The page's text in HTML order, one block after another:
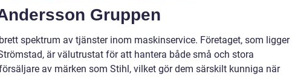
Gruppen
spektrum av tjänster inom maskinservice. Företaget, som ligger
är välutrustat för att hantera både små och stora
av märken som Stihl, vilket gör dem särskilt kunniga när